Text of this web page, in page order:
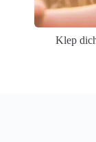
Klep